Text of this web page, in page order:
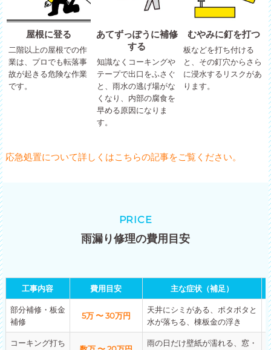
屋根に登る
二階以上の屋根での作
業は、プロでも転落事
故が起きる危険な作業
です。
あてずっぽうに補修
する
知識なくコーキングや
テープで出口をふさぐ
と、雨水の逃げ場がな
くなり、内部の腐食を
早める原因になりま
す。
むやみに釘を打つ
板などを打ち付ける
と、その釘穴からさら
に浸水するリスクがあ
ります。
応急処置について詳しくはこちらの記事をご覧ください。
雨漏り修理の費用目安
PRICE
工事内容 費用目安 主な症状（補足）
部分補修・板金
補修
5万 〜 30万円
天井にシミがある、ポタポタと
水が落ちる、棟板金の浮き
コーキング打ち
雨の日だけ壁紙が濡れる、窓・